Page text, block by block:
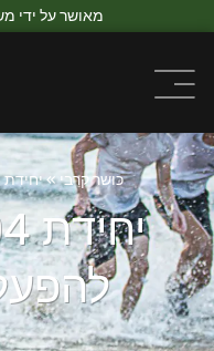
מאושר על ידי
כושר קרבי»יחידת 504 | היחידה להפעלת סוכנים